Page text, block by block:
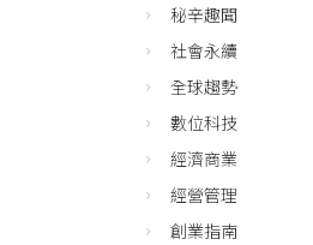
秘辛趣聞
社會永續
全球趨勢
數位科技
經濟商業
經營管理
創業指南